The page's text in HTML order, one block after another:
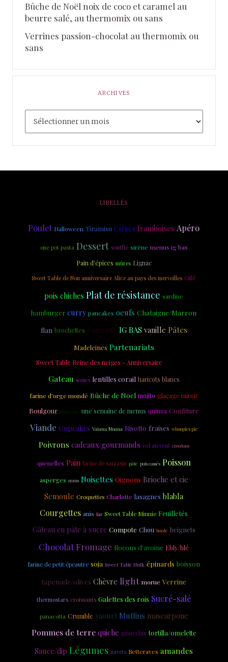
Bûche de Noël noix de coco et caramel au
beurre salé, au thermomix ou sans
Verrines passion-chocolat au thermomix ou
sans
ARCHIVES
LIBELLÉS
Poulet Halloween Tiramisu Crêpes framboises Apéro
one pot pasta Dessert soufflé sirène menus ig bas
Pain d'épices mûres Lignac
Sweet Table de Non anniversaire Alice au pays des merveilles café
pois chiches Plat de résistance sardine
hamburger curry pancakes oeufs Chataigne/Marron
flan brochettes Poireaux IG BAS vanille Pâtes
Madeleines Partenariats
Sweet Table Reine des neiges - Anniversaire
Gateau scones lentilles corail haricots blancs
farine d'orge mondé Bûche de Noel mojito glaçage miroir
Boulgour drip cake une semaine de menus quinoa Confiture
Viande Cupcakes Vaiana/Moana Risotto fraises whoopies pie
Poivrons cadeaux gourmands vol au vent croutons
quenelles Pain farine de sarrasin pâte pois cassés Poisson
asperges mms Noisettes Oignons Brioche et cie
Semoule Croquettes Charlotte lasagnes blabla
Courgettes anis far Sweet Table Minnie Feuilletés
Gâteau en pâte à sucre Compote Chou boule beignets
Chocolat Fromage flocons d'avoine Ebly/blé
farine de petit épeautre soja Sweet Table Hulk épinards boisson
tapenade/olives Chèvre light morue Verrine
thermostars croissants Galettes des rois Sucré-salé
panacotta Crumble yaourt Muffins mascarpone
Pommes de terre quiche gnocchis tortilla/omelette
Sauce/dip Légumes navets Betteraves amandes